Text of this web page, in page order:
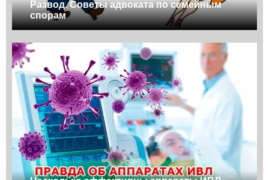
Развод. Советы адвоката по семейным
спорам